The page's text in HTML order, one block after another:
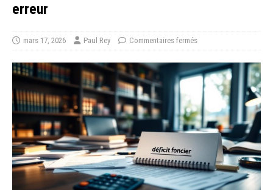
erreur
mars 17, 2026 Paul Rey Commentaires fermés